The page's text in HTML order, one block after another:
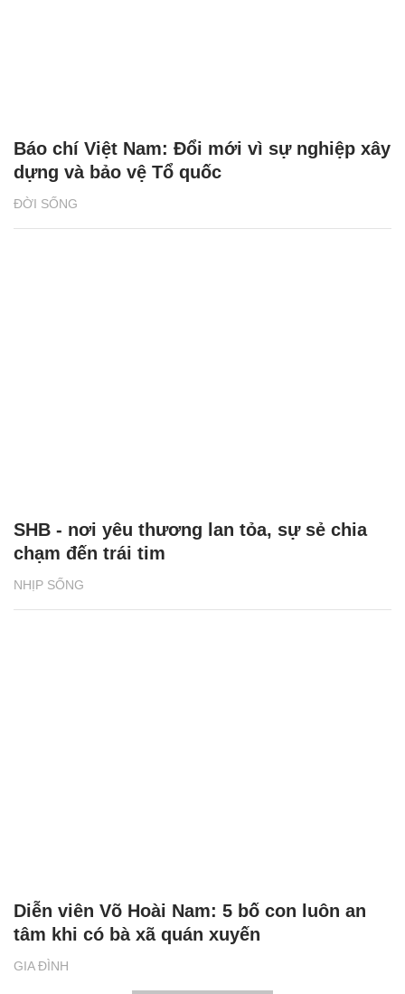
ĐỜI SỐNG
Báo chí Việt Nam: Đổi mới vì sự nghiệp xây
dựng và bảo vệ Tổ quốc
NHỊP SỐNG
SHB - nơi yêu thương lan tỏa, sự sẻ chia
chạm đến trái tim
GIA ĐÌNH
Diễn viên Võ Hoài Nam: 5 bố con luôn an
tâm khi có bà xã quán xuyến